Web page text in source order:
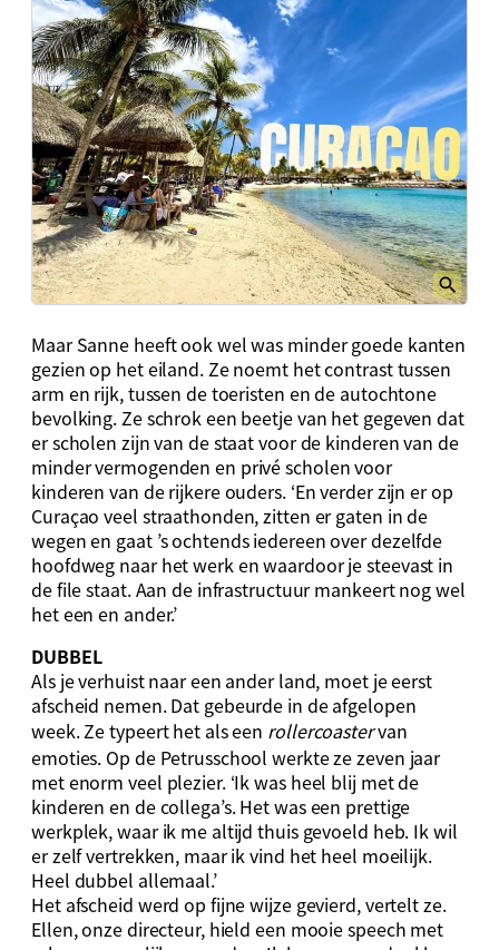
Maar Sanne heeft ook wel was minder goede kanten
gezien op het eiland. Ze noemt het contrast tussen
arm en rijk, tussen de toeristen en de autochtone
bevolking. Ze schrok een beetje van het gegeven dat
er scholen zijn van de staat voor de kinderen van de
minder vermogenden en privé scholen voor
kinderen van de rijkere ouders. ‘En verder zijn er op
Curaçao veel straathonden, zitten er gaten in de
wegen en gaat ’s ochtends iedereen over dezelfde
hoofdweg naar het werk en waardoor je steevast in
de file staat. Aan de infrastructuur mankeert nog wel
het een en ander.’
DUBBEL
Als je verhuist naar een ander land, moet je eerst
afscheid nemen. Dat gebeurde in de afgelopen
week. Ze typeert het als een rollercoastervan
emoties. Op de Petrusschool werkte ze zeven jaar
met enorm veel plezier. ‘Ik was heel blij met de
kinderen en de collega’s. Het was een prettige
werkplek, waar ik me altijd thuis gevoeld heb. Ik wil
er zelf vertrekken, maar ik vind het heel moeilijk.
Heel dubbel allemaal.’
Het afscheid werd op fijne wijze gevierd, vertelt ze.
Ellen, onze directeur, hield een mooie speech met